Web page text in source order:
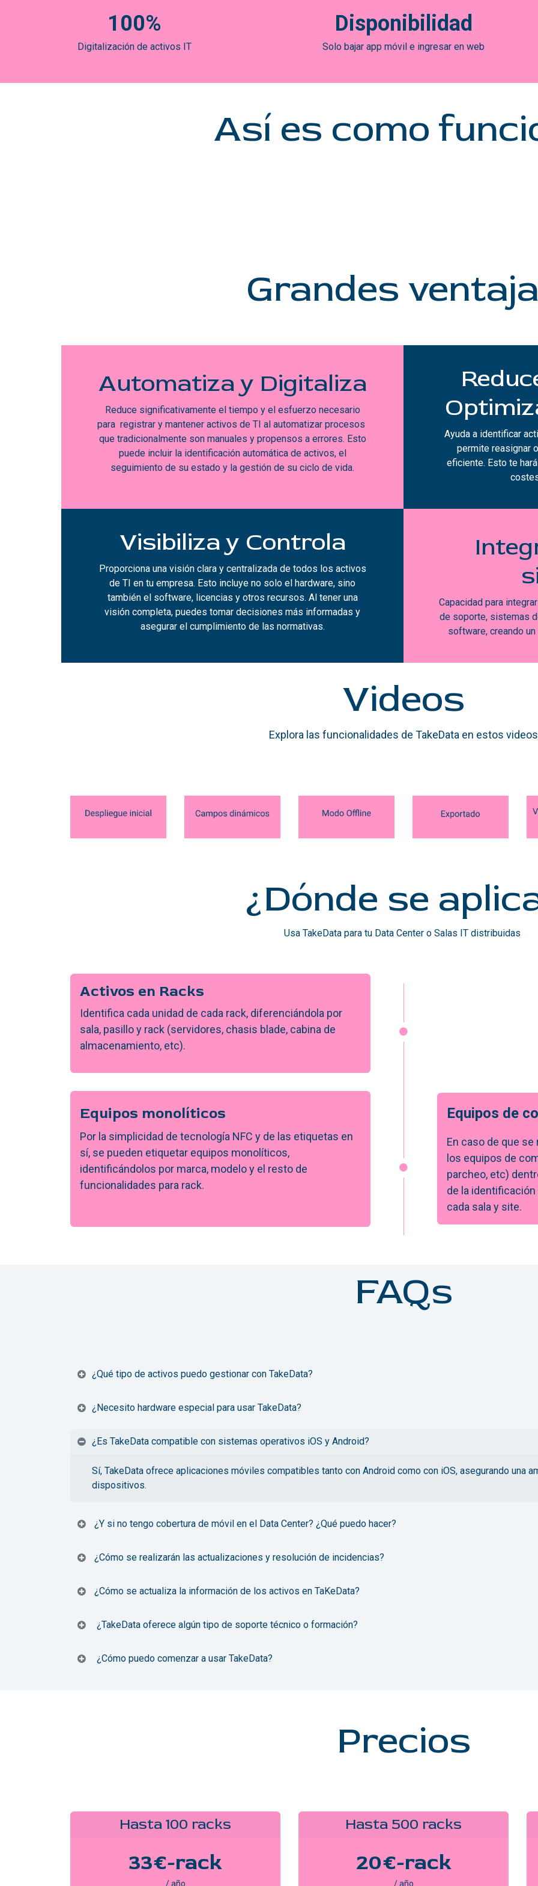
100%
Digitalización de activos IT
Disponibilidad
Solo bajar app móvil e ingresar en web
Así es como
Grandes
Automatiza y Digitaliza
Reduce significativamente el tiempo y el esfuerzo necesario
para registrar y mantener activos de TI al automatizar procesos
que tradicionalmente son manuales y propensos a errores. Esto
puede incluir la identificación automática de activos, el
seguimiento de su estado y la gestión de su ciclo de vida.
Ayuda a identificar
permite reasignar
eficiente. Esto te
Visibiliza y Controla
Proporciona una visión clara y centralizada de todos los activos
de TI en tu empresa. Esto incluye no solo el hardware, sino
también el software, licencias y otros recursos. Al tener una
visión completa, puedes tomar decisiones más informadas y
asegurar el cumplimiento de las normativas.
Capacidad para
de soporte, sistemas
software, creando
Videos
Explora las funcionalidades de TakeData en estos videos
¿Dónde se
Usa TakeData para tu Data Center o Salas IT distribuidas
Activos en Racks
Identifica cada unidad de cada rack, diferenciándola por
sala, pasillo y rack (servidores, chasis blade, cabina de
almacenamiento, etc).
Equipos monolíticos
Por la simplicidad de tecnología NFC y de las etiquetas en
sí, se pueden etiquetar equipos monolíticos,
identificándolos por marca, modelo y el resto de
funcionalidades para rack.
Equipos de
En caso de que
los equipos de
parcheo, etc)
de la
cada sala y site.
FAQs
¿Qué tipo de activos puedo gestionar con TakeData?
¿Necesito hardware especial para usar TakeData?
¿Es TakeData compatible con sistemas operativos iOS y Android?
Sí, TakeData ofrece aplicaciones móviles compatibles tanto con Android como con iOS, asegurando una
dispositivos.
¿Y si no tengo cobertura de móvil en el Data Center? ¿Qué puedo hacer?
¿Cómo se realizarán las actualizaciones y resolución de incidencias?
¿Cómo se actualiza la información de los activos en TaKeData?
¿TakeData oferece algún tipo de soporte técnico o formación?
¿Cómo puedo comenzar a usar TakeData?
Precios​
Hasta 100 racks
33€-rack
/ año
Hasta 500 racks
20€-rack
/ año